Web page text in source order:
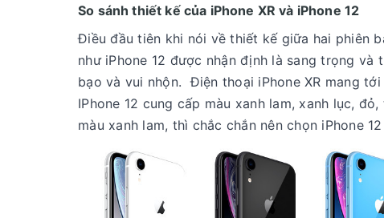
So sánh thiết kế của iPhone XR và iPhone 12
Điều đầu tiên khi nói về thiết kế giữa hai phiên
như iPhone 12 được nhận định là sang trọng và
bạo và vui nhộn. Điện thoại iPhone XR mang
IPhone 12 cung cấp màu xanh lam, xanh lục,
màu xanh lam, thì chắc chắn nên chọn iPhone